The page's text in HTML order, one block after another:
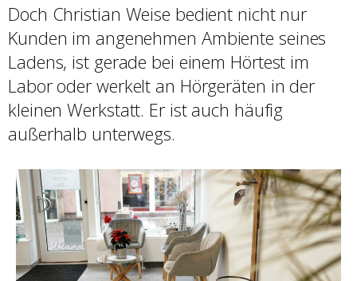
Doch Christian Weise bedient nicht nur
Kunden im angenehmen Ambiente seines
Ladens, ist gerade bei einem Hörtest im
Labor oder werkelt an Hörgeräten in der
kleinen Werkstatt. Er ist auch häufig
außerhalb unterwegs.